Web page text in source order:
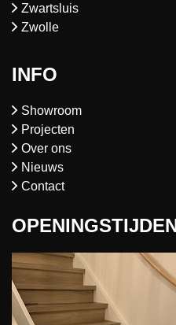
Zwartsluis
Zwolle
INFO
Showroom
Projecten
Over ons
Nieuws
Contact